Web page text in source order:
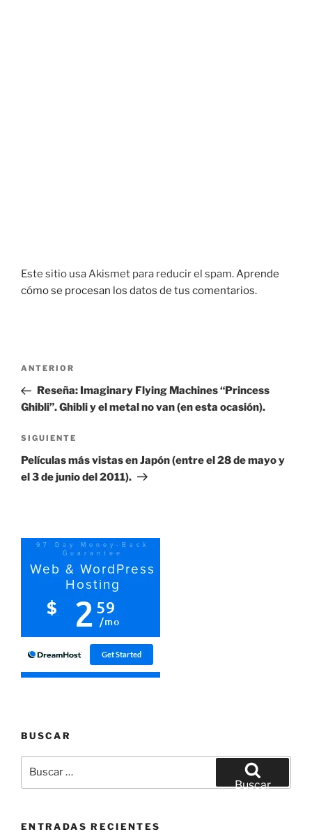
Este sitio usa Akismet para reducir el spam.Aprende
cómo se procesan los datos de tus comentarios.
Navegación
entradas
Entrada
anterior:
ANTERIOR
Reseña: Imaginary Flying Machines “Princess
Ghibli”. Ghibli y el metal no van (en esta ocasión).
Siguiente
entrada
SIGUIENTE
Películas más vistas en Japón (entre el 28 de mayo y
el 3 de junio del 2011).
BUSCAR
por:
Buscar
ENTRADAS RECIENTES